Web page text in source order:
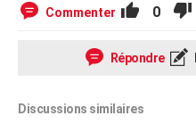
Commenter 0
Répondre
Discussions similaires